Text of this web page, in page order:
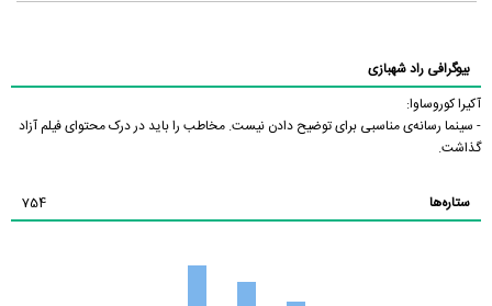
بیوگرافی راد شهبازی
آکیرا کوروساوا:
- سینما رسانه‌ی مناسبی برای توضیح دادن نیست. مخاطب را باید در درک محتوای فیلم آزاد
گذاشت.
ستاره‌ها 754